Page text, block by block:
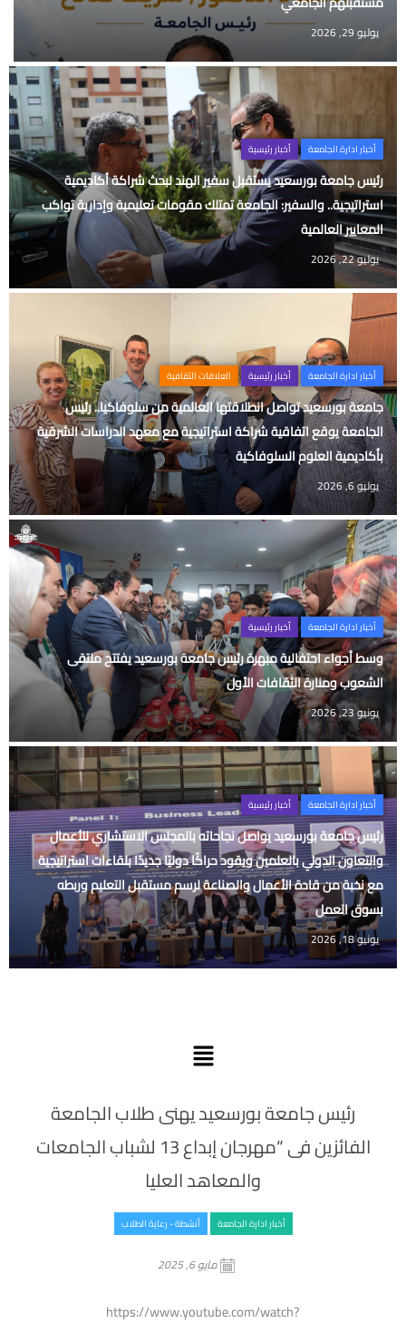
يوليو 29, 2026
أخبار ادارة الجامعة أخبار رئيسية
رئيس جامعة بورسعيد يستقبل سفير الهند لبحث شراكة أكاديمية
استراتيجية.. والسفير: الجامعة تمتلك مقومات تعليمية وإدارية تواكب
المعايير العالمية
يوليو 22, 2026
أخبار ادارة الجامعة أخبار رئيسية العلاقات الثقافية
جامعة بورسعيد تواصل انطلاقتها العالمية من سلوفاكيا.. رئيس
الجامعة يوقع اتفاقية شراكة استراتيجية مع معهد الدراسات الشرقية
بأكاديمية العلوم السلوفاكية
يوليو 6, 2026
أخبار ادارة الجامعة أخبار رئيسية
وسط أجواء احتفالية مبهرة رئيس جامعة بورسعيد يفتتح ملتقى
الشعوب ومنارة الثقافات الأول
يونيو 23, 2026
أخبار ادارة الجامعة أخبار رئيسية
رئيس جامعة بورسعيد يواصل نجاحاته بالمجلس الاستشاري للأعمال
والتعاون الدولي بالعلمين ويقود حراكًا دوليًا جديدًا بلقاءات استراتيجية
مع نخبة من قادة الأعمال والصناعة لرسم مستقبل التعليم وربطه
بسوق العمل
يونيو 18, 2026
القائمة
رئيس جامعة بورسعيد يهنى طلاب الجامعة
الفائزين فى “مهرجان إبداع 13 لشباب الجامعات
والمعاهد العليا
أخبار ادارة الجامعة أنشطة - رعاية الطلاب
مايو 6, 2025
https://www.youtube.com/watch?